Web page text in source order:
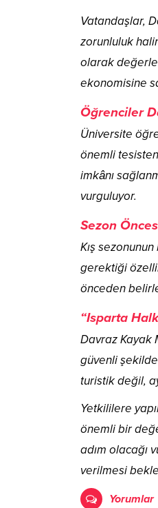
Vatandaşlar,
zorunluluk
olarak
ekonomisine
Öğrenciler
Üniversite
önemli
imkânı
vurguluyor.
Sezon
Kış sezonunun
gerektiği
önceden
“Isparta
Davraz Kayak
güvenli şekilde
turistik değil,
Yetkililere
önemli bir
adım olacağı
verilmesi
Yorumlar